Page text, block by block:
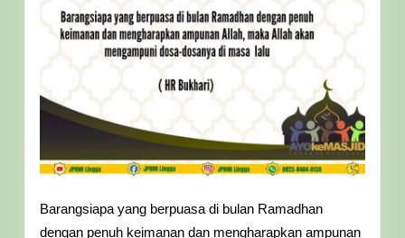
Barangsiapa yang berpuasa di bulan Ramadhan
dengan penuh keimanan dan mengharapkan ampunan